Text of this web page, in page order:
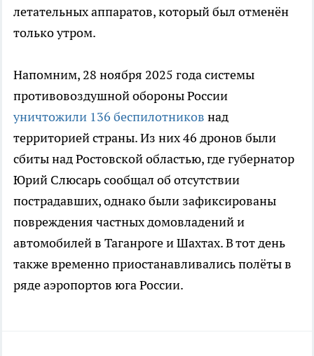
летательных аппаратов, который был отменён
только утром.
Напомним, 28 ноября 2025 года системы
противовоздушной обороны России
уничтожили 136 беспилотников над
территорией страны. Из них 46 дронов были
сбиты над Ростовской областью, где губернатор
Юрий Слюсарь сообщал об отсутствии
пострадавших, однако были зафиксированы
повреждения частных домовладений и
автомобилей в Таганроге и Шахтах. В тот день
также временно приостанавливались полёты в
ряде аэропортов юга России.